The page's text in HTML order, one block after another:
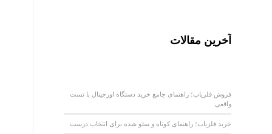
آخرین مقالات
فروش فلزیاب؛ راهنمای جامع خرید دستگاه اورجینال با تست
واقعی
خرید فلزیاب؛ راهنمای کوتاه و سئو شده برای انتخاب درست